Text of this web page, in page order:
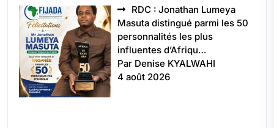
RDC : Jonathan Lumeya
Masuta distingué parmi les 50
personnalités les plus
influentes d’Afriqu…
Par Denise KYALWAHI
4 août 2026